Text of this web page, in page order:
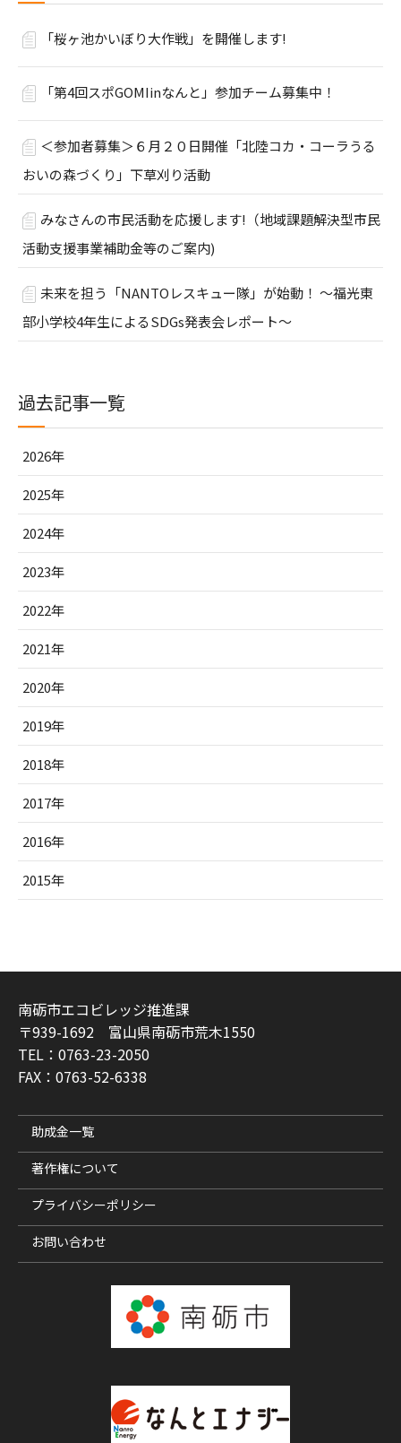
「桜ヶ池かいぼり大作戦」を開催します!
「第4回スポGOMIinなんと」参加チーム募集中！
＜参加者募集＞６月２０日開催「北陸コカ・コーラうる
おいの森づくり」下草刈り活動
みなさんの市民活動を応援します!（地域課題解決型市民
活動支援事業補助金等のご案内)
未来を担う「NANTOレスキュー隊」が始動！ ～福光東
部小学校4年生によるSDGs発表会レポート～
過去記事一覧
2026年
2025年
2024年
2023年
2022年
2021年
2020年
2019年
2018年
2017年
2016年
2015年
南砺市エコビレッジ推進課
〒939-1692 富山県南砺市荒木1550
TEL：0763-23-2050
FAX：0763-52-6338
助成金一覧
著作権について
プライバシーポリシー
お問い合わせ